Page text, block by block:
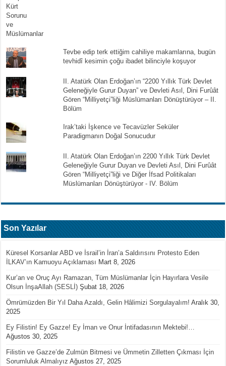
Tevbe edip terk ettiğim cahiliye makamlarına, bugün
tevhidî kesimin çoğu ibadet bilinciyle koşuyor
II. Atatürk Olan Erdoğan’ın “2200 Yıllık Türk Devlet
Geleneğiyle Gurur Duyan” ve Devleti Asıl, Dini Furûât
Gören “Milliyetçi”liği Müslümanları Dönüştürüyor – II.
Bölüm
Irak’taki İşkence ve Tecavüzler Seküler
Paradigmanın Doğal Sonucudur
II. Atatürk Olan Erdoğan’ın 2200 Yıllık Türk Devlet
Geleneğiyle Gurur Duyan ve Devleti Asıl, Dini Furûât
Gören “Milliyetçi”liği ve Diğer İfsad Politikaları
Müslümanları Dönüştürüyor - IV. Bölüm
Son Yazılar
Küresel Korsanlar ABD ve İsrail’in İran’a Saldırısını Protesto Eden
İLKAV’ın Kamuoyu Açıklaması Mart 8, 2026
Kur’an ve Oruç Ayı Ramazan, Tüm Müslümanlar İçin Hayırlara Vesile
Olsun İnşaAllah (SESLİ) Şubat 18, 2026
Ömrümüzden Bir Yıl Daha Azaldı, Gelin Hâlimizi Sorgulayalım! Aralık 30,
2025
Ey Filistin! Ey Gazze! Ey İman ve Onur İntifadasının Mektebi!…
Ağustos 30, 2025
Filistin ve Gazze’de Zulmün Bitmesi ve Ümmetin Zilletten Çıkması İçin
Sorumluluk Almalıyız Ağustos 27, 2025